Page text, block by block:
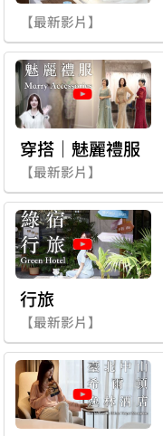
【最新影片】
穿搭｜魅麗禮服
【最新影片】
行旅
【最新影片】